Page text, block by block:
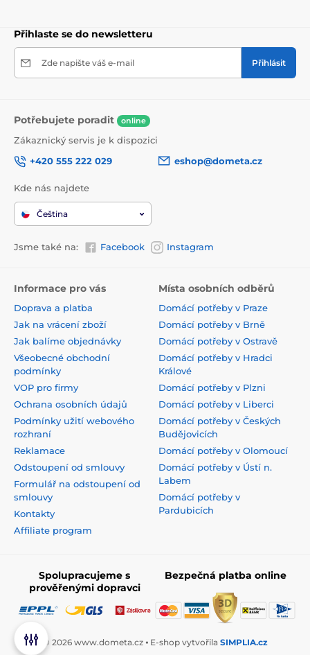
Přihlaste se do newsletteru
Zde napište váš e-mail Přihlásit
Potřebujete poradit online
Zákaznický servis je k dispozici
+420 555 222 029
eshop@dometa.cz
Kde nás najdete
Čeština
Jsme také na: Facebook Instagram
Informace pro vás
Doprava a platba
Jak na vrácení zboží
Jak balíme objednávky
Všeobecné obchodní
podmínky
VOP pro firmy
Ochrana osobních údajů
Podmínky užití webového
rozhraní
Reklamace
Odstoupení od smlouvy
Formulář na odstoupení od
smlouvy
Kontakty
Affiliate program
Místa osobních odběrů
Domácí potřeby v Praze
Domácí potřeby v Brně
Domácí potřeby v Ostravě
Domácí potřeby v Hradci
Králové
Domácí potřeby v Plzni
Domácí potřeby v Liberci
Domácí potřeby v Českých
Budějovicích
Domácí potřeby v Olomoucí
Domácí potřeby v Ústí n.
Labem
Domácí potřeby v
Pardubicích
Spolupracujeme s
prověřenými dopravci
Bezpečná platba online
© 2026 www.dometa.cz ⦁ E-shop vytvořila SIMPLIA.cz